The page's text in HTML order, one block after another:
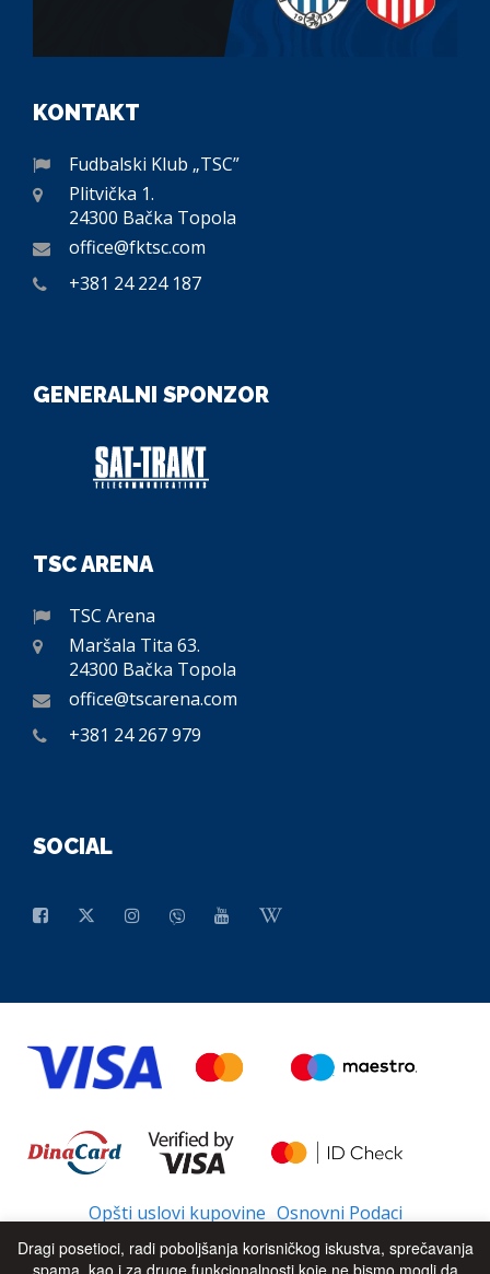
KONTAKT
Fudbalski Klub „TSC”
Plitvička 1.
24300 Bačka Topola
office@fktsc.com
+381 24 224 187
GENERALNI SPONZOR
TSC ARENA
TSC Arena
Maršala Tita 63.
24300 Bačka Topola
office@tscarena.com
+381 24 267 979
SOCIAL
Opšti uslovi kupovine Osnovni Podaci
Dragi posetioci, radi poboljšanja korisničkog iskustva, sprečavanja